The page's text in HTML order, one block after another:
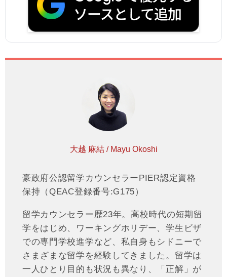
大越 麻結 / Mayu Okoshi
豪政府公認留学カウンセラーPIER認定資格
保持（QEAC登録番号:G175）
留学カウンセラー歴23年。高校時代の短期留
学をはじめ、ワーキングホリデー、学生ビザ
での専門学校進学など、私自身もシドニーで
さまざまな留学を経験してきました。留学は
一人ひとり目的も状況も異なり、「正解」が